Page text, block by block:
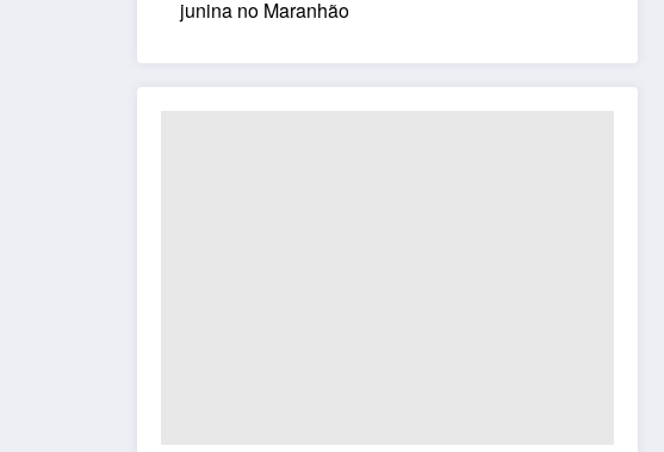
junina no Maranhão